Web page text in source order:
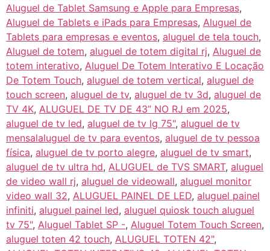
Aluguel de Tablet Samsung e Apple para Empresas,
Aluguel de Tablets e iPads para Empresas, Aluguel de
Tablets para empresas e eventos, aluguel de tela touch,
Aluguel de totem, aluguel de totem digital rj, Aluguel de
totem interativo, Aluguel De Totem Interativo E Locação
De Totem Touch, aluguel de totem vertical, aluguel de
touch screen, aluguel de tv, aluguel de tv 3d, aluguel de
TV 4K, ALUGUEL DE TV DE 43” NO RJ em 2025,
aluguel de tv led, aluguel de tv lg 75", aluguel de tv
mensalaluguel de tv para eventos, aluguel de tv pessoa
física, aluguel de tv porto alegre, aluguel de tv smart,
aluguel de tv ultra hd, ALUGUEL de TVS SMART, aluguel
de video wall rj, aluguel de videowall, aluguel monitor
video wall 32, ALUGUEL PAINEL DE LED, aluguel painel
infiniti, aluguel painel led, aluguel quiosk touch aluguel
tv 75", Aluguel Tablet SP -, Aluguel Totem Touch Screen,
aluguel toten 42 touch, ALUGUEL TOTEN 42",